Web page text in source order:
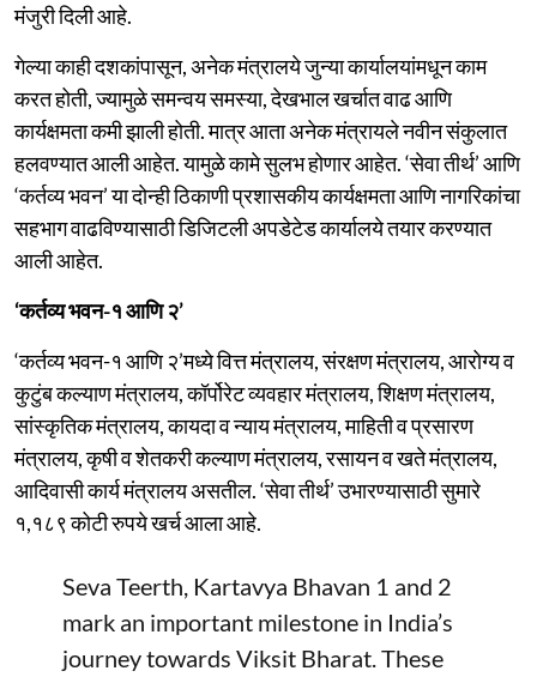
मंजुरी दिली आहे.
गेल्या काही दशकांपासून, अनेक मंत्रालये जुन्या कार्यालयांमधून काम
करत होती, ज्यामुळे समन्वय समस्या, देखभाल खर्चात वाढ आणि
कार्यक्षमता कमी झाली होती. मात्र आता अनेक मंत्रायले नवीन संकुलात
हलवण्यात आली आहेत. यामुळे कामे सुलभ होणार आहेत. ‘सेवा तीर्थ’ आणि
‘कर्तव्य भवन’ या दोन्ही ठिकाणी प्रशासकीय कार्यक्षमता आणि नागरिकांचा
सहभाग वाढविण्यासाठी डिजिटली अपडेटेड कार्यालये तयार करण्यात
आली आहेत.
‘कर्तव्य भवन-१ आणि २’
‘कर्तव्य भवन-१ आणि २’मध्ये वित्त मंत्रालय, संरक्षण मंत्रालय, आरोग्य व
कुटुंब कल्याण मंत्रालय, कॉर्पोरेट व्यवहार मंत्रालय, शिक्षण मंत्रालय,
सांस्कृतिक मंत्रालय, कायदा व न्याय मंत्रालय, माहिती व प्रसारण
मंत्रालय, कृषी व शेतकरी कल्याण मंत्रालय, रसायन व खते मंत्रालय,
आदिवासी कार्य मंत्रालय असतील. ‘सेवा तीर्थ’ उभारण्यासाठी सुमारे
१,१८९ कोटी रुपये खर्च आला आहे.
Seva Teerth, Kartavya Bhavan 1 and 2
mark an important milestone in India’s
journey towards Viksit Bharat. These